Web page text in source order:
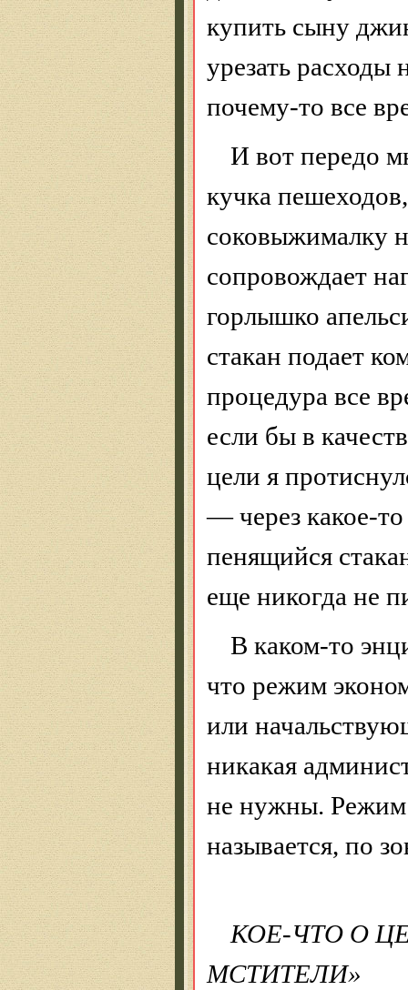
купить сыну
урезать расходы
почему-то все
И вот передо
кучка
соковыжималку
сопровождает
горлышко
стакан подает
процедура все
если бы в
цели я
— через какое-
пенящийся
еще никогда не
В каком-то
что режим
или
никакая
не нужны. Режим
называется, по
КОЕ-ЧТО О
МСТИТЕЛИ»